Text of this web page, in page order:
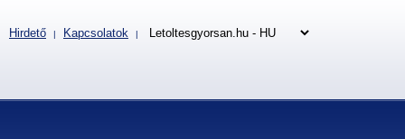
Hirdető | Kapcsolatok |